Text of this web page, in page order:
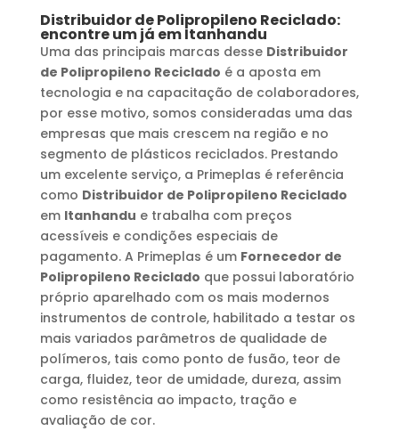
Distribuidor de Polipropileno Reciclado:
encontre um já emItanhandu
Uma das principais marcas desse Distribuidor
de Polipropileno Reciclado é a aposta em
tecnologia e na capacitação de colaboradores,
por esse motivo, somos consideradas uma das
empresas que mais crescem na região e no
segmento de plásticos reciclados. Prestando
um excelente serviço, a Primeplas é referência
como Distribuidor de Polipropileno Reciclado
em Itanhandu e trabalha com preços
acessíveis e condições especiais de
pagamento. A Primeplas é um Fornecedor de
Polipropileno Reciclado que possui laboratório
próprio aparelhado com os mais modernos
instrumentos de controle, habilitado a testar os
mais variados parâmetros de qualidade de
polímeros, tais como ponto de fusão, teor de
carga, fluidez, teor de umidade, dureza, assim
como resistência ao impacto, tração e
avaliação de cor.